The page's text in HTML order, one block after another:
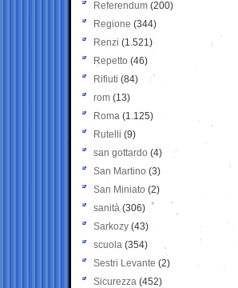
Referendum (200)
Regione (344)
Renzi (1.521)
Repetto (46)
Rifiuti (84)
rom (13)
Roma (1.125)
Rutelli (9)
san gottardo (4)
San Martino (3)
San Miniato (2)
sanità (306)
Sarkozy (43)
scuola (354)
Sestri Levante (2)
Sicurezza (452)